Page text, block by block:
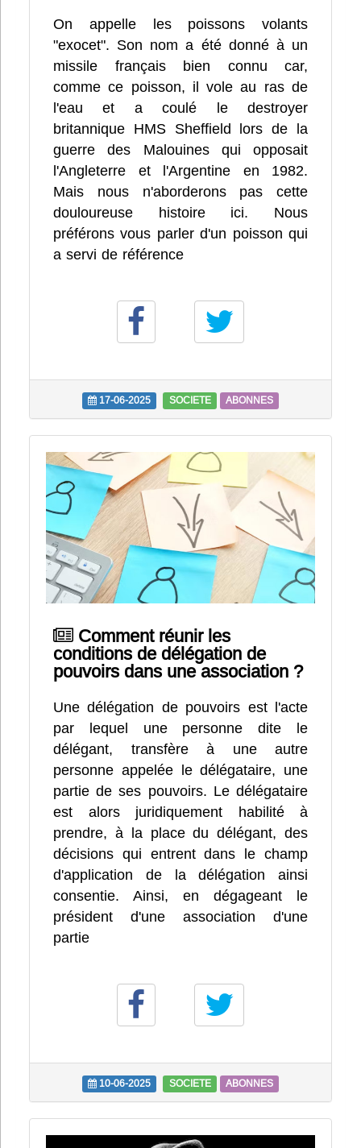
On appelle les poissons volants
"exocet". Son nom a été donné à un
missile français bien connu car,
comme ce poisson, il vole au ras de
l'eau et a coulé le destroyer
britannique HMS Sheffield lors de la
guerre des Malouines qui opposait
l'Angleterre et l'Argentine en 1982.
Mais nous n'aborderons pas cette
douloureuse histoire ici. Nous
préférons vous parler d'un poisson qui
a servi de référence
17-06-2025 SOCIETE ABONNES
Comment réunir les
conditions de délégation de
pouvoirs dans une association ?
Une délégation de pouvoirs est l'acte
par lequel une personne dite le
délégant, transfère à une autre
personne appelée le délégataire, une
partie de ses pouvoirs. Le délégataire
est alors juridiquement habilité à
prendre, à la place du délégant, des
décisions qui entrent dans le champ
d'application de la délégation ainsi
consentie. Ainsi, en dégageant le
président d'une association d'une
partie
10-06-2025 SOCIETE ABONNES